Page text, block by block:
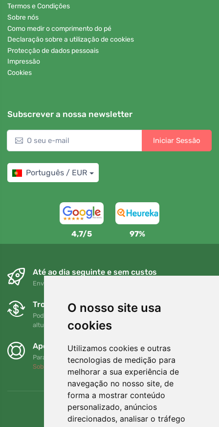
O nosso site usa
cookies
Utilizamos cookies e outras
tecnologias de medição para
melhorar a sua experiência de
navegação no nosso site, de
forma a mostrar conteúdo
personalizado, anúncios
direcionados, analisar o tráfego
Termos e Condições
Sobre nós
Como medir o comprimento do pé
Declaração sobre a utilização de cookies
Protecção de dados pessoais
Impressão
Cookies
Subscrever a nossa newsletter
Iniciar Sessão
Português / EUR
4,7/5 97%
Até ao dia seguinte e sem custos
Envio gratuito para encomendas superiores a 80 EUR
Trocas e devoluções gratuitas
Pode devolver ou trocar a sua encomenda em qualquer
altura no prazo de 90 dias
Apoiamos a Trees.org
Para cada encomenda plantamos uma árvore! Leia mais
Sobre nós